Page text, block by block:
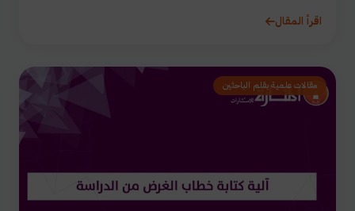
اقرأ المقال
مقالات علمية بقلم الباحثين